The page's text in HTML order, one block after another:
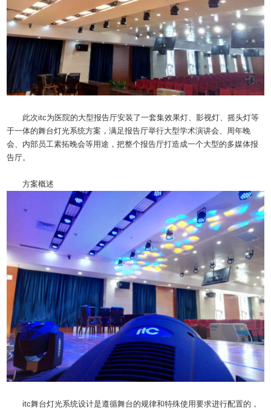
此次itc为医院的大型报告厅安装了一套集效果灯、影视灯、摇头灯等
于一体的舞台灯光系统方案，满足报告厅举行大型学术演讲会、周年晚
会、内部员工素拓晚会等用途，把整个报告厅打造成一个大型的多媒体报
告厅。
方案概述
itc舞台灯光系统设计是遵循舞台的规律和特殊使用要求进行配置的，